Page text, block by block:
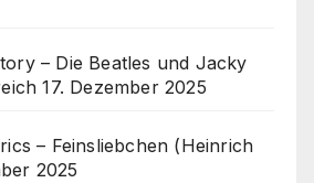
– Die Beatles und Jacky
17. Dezember 2025
– Feinsliebchen (Heinrich
2025